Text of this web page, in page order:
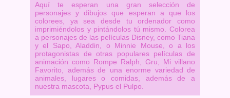
Aquí te esperan una gran selección de
personajes y dibujos que esperan a que los
colorees, ya sea desde tu ordenador como
imprimiéndolos y pintándolos tú mismo. Colorea
a personajes de las películas Disney, como Tiana
y el Sapo, Aladdin, o Minnie Mouse, o a los
protagonistas de otras populares películas de
animación como Rompe Ralph, Gru, Mi villano
Favorito, además de una enorme variedad de
animales, lugares o comidas, además de a
nuestra mascota, Pypus el Pulpo.